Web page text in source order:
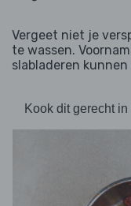
Vergeet niet je
te wassen.
slabladeren
Kook dit gerecht